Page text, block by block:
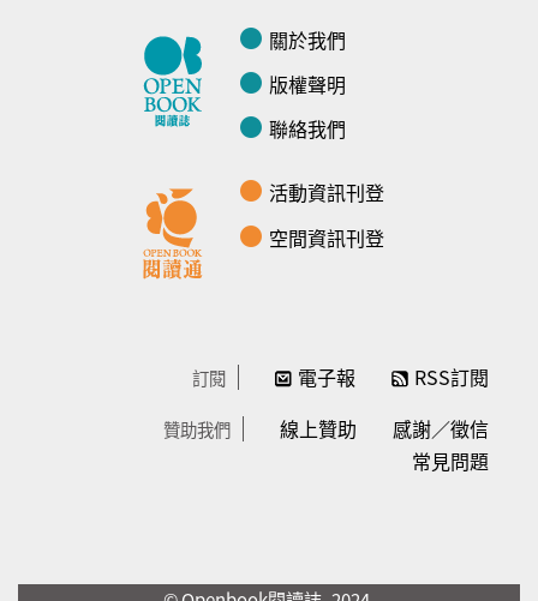
關於我們
版權聲明
聯絡我們
活動資訊刊登
空間資訊刊登
訂閱 電子報 RSS訂閱
贊助我們 線上贊助
感謝／徵信
常見問題